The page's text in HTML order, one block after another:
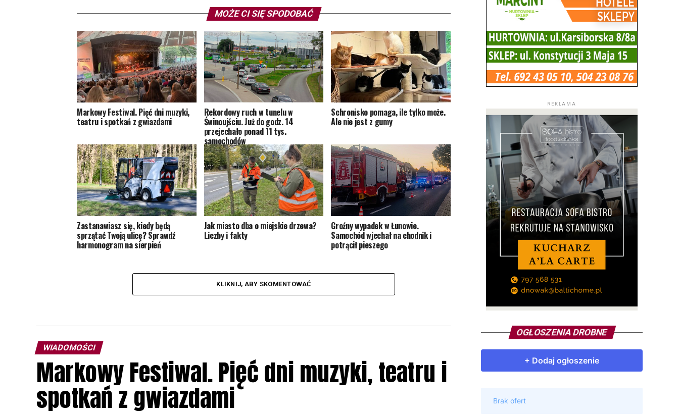
MOŻE CI SIĘ SPODOBAĆ
Markowy Festiwal. Pięć dni muzyki,
teatru i spotkań z gwiazdami
Rekordowy ruch w tunelu w
Świnoujściu. Już do godz. 14
przejechało ponad 11 tys.
samochodów
Schronisko pomaga, ile tylko może.
Ale nie jest z gumy
Zastanawiasz się, kiedy będą
sprzątać Twoją ulicę? Sprawdź
harmonogram na sierpień
Jak miasto dba o miejskie drzewa?
Liczby i fakty
Groźny wypadek w Łunowie.
Samochód wjechał na chodnik i
potrącił pieszego
KLIKNIJ, ABY SKOMENTOWAĆ
WIADOMOŚCI
Markowy Festiwal. Pięć dni muzyki, teatru i
spotkań z gwiazdami
REKLAMA
OGŁOSZENIA DROBNE